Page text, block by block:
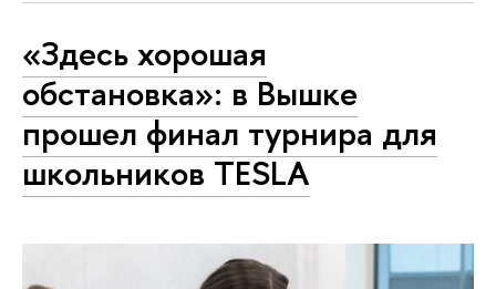
«Здесь хорошая
обстановка»: в Вышке
прошел финал турнира для
школьников TESLA